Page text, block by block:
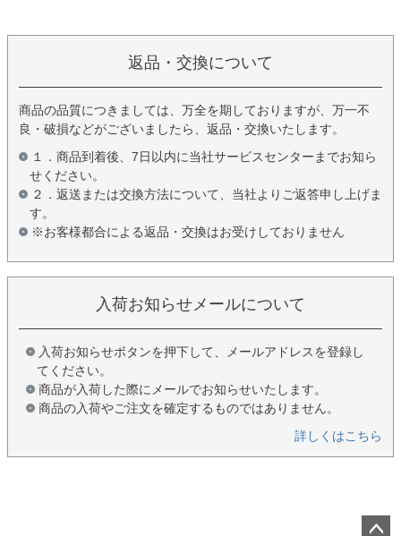
返品・交換について
商品の品質につきましては、万全を期しておりますが、万一不
良・破損などがございましたら、返品・交換いたします。
１．商品到着後、7日以内に当社サービスセンターまでお知ら
せください。
２．返送または交換方法について、当社よりご返答申し上げま
す。
※お客様都合による返品・交換はお受けしておりません
入荷お知らせメールについて
入荷お知らせボタンを押下して、メールアドレスを登録し
てください。
商品が入荷した際にメールでお知らせいたします。
商品の入荷やご注文を確定するものではありません。
詳しくはこちら